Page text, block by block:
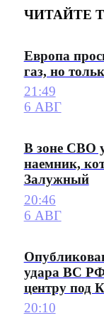
ЧИТАЙТЕ
Европа
газ, но
21:49
6 АВГ
В зоне СВО
наемник,
Залужный
20:46
6 АВГ
удара ВС РФ
центру под
20:10